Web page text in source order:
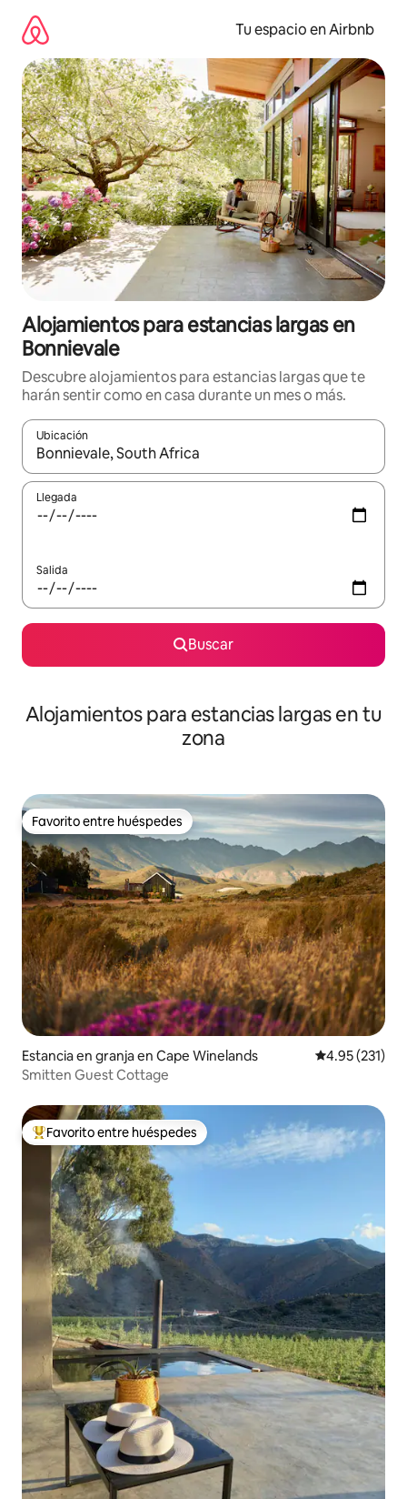
contenido
Tu espacio en Airbnb
Alojamientos para estancias largas en
Bonnievale
Descubre alojamientos para estancias largas que te
harán sentir como en casa durante un mes o más.
Ubicación
Cuando los resultados estén disponibles, podrás navegar
Llegada
Salida
Buscar
Alojamientos para estancias largas en tu
zona
Favorito entre huéspedes
Favorito entre huéspedes
Estancia en granja en Cape Winelands Calificación
4.95 (231)
Smitten Guest Cottage
De los mejores en Favorito entre huéspedes
Favorito entre huéspedes